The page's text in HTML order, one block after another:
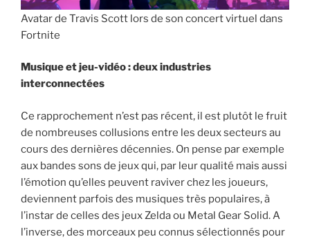
Avatar de Travis Scott lors de son concert virtuel dans
Fortnite
Musique et jeu-vidéo : deux industries
interconnectées
Ce rapprochement n’est pas récent, il est plutôt le fruit
de nombreuses collusions entre les deux secteurs au
cours des dernières décennies. On pense par exemple
aux bandes sons de jeux qui, par leur qualité mais aussi
l’émotion qu’elles peuvent raviver chez les joueurs,
deviennent parfois des musiques très populaires, à
l’instar de celles des jeux Zelda ou Metal Gear Solid. A
l’inverse, des morceaux peu connus sélectionnés pour